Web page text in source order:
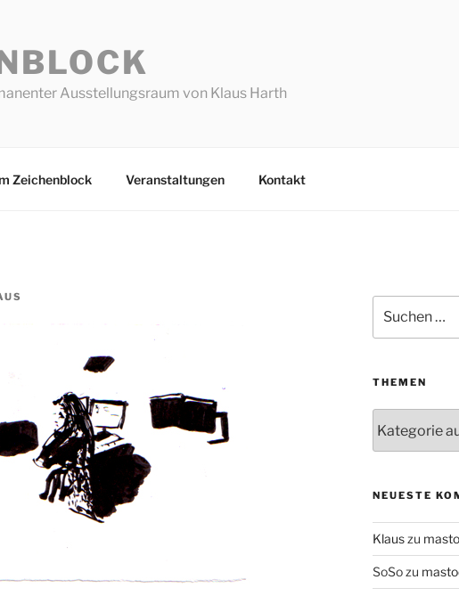
Ausstellungsraum von Klaus Harth
Zeichenblock Veranstaltungen Kontakt
nach:
THEMEN
NEUESTE
Klauszu
SoSozu